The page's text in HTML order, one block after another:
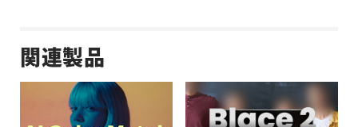
関連製品